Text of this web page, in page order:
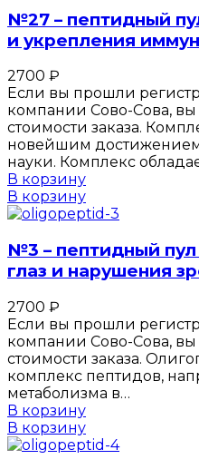
№27 – пептидный
и укрепления
2700 ₽
Если вы прошли
компании Сово-Сова, вы
стоимости заказа.
новейшим достижением
науки. Комплекс
В корзину
В корзину
№3 – пептидный
глаз и нарушения
2700 ₽
Если вы прошли
компании Сово-Сова, вы
стоимости заказа.
комплекс пептидов,
метаболизма в…
В корзину
В корзину